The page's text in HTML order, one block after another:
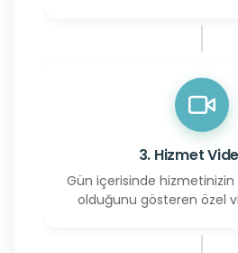
3. Hizmet
Gün içerisinde
olduğunu gösteren özel